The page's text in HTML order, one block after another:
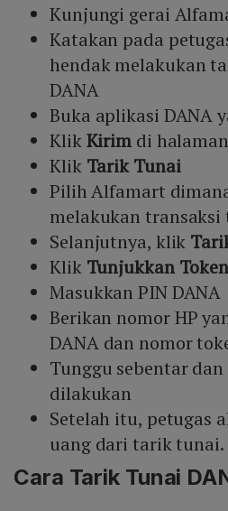
Kunjungi gerai
Katakan pada
hendak melakukan
DANA
Buka aplikasi DANA
KlikKirim di
KlikTarik Tunai
Pilih Alfamart
melakukan
Selanjutnya, klik
Klik Tunjukkan Token
Masukkan PIN DANA
Berikan nomor HP
DANA dan nomor
Tunggu sebentar
dilakukan
Setelah itu, petugas
uang dari tarik tunai.
Cara Tarik Tunai